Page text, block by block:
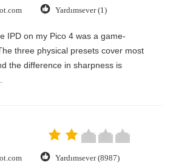
Yardımsever (1)
IPD on my Pico 4 was a game-
three physical presets cover most
the difference in sharpness is
Yardımsever (8987)